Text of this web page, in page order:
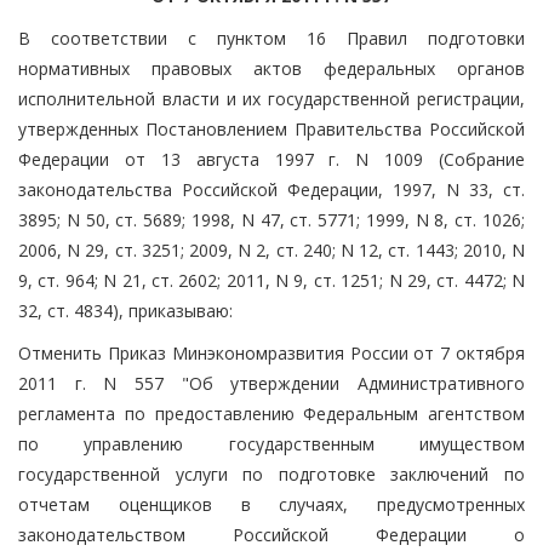
В соответствии с пунктом 16 Правил подготовки
нормативных правовых актов федеральных органов
исполнительной власти и их государственной регистрации,
утвержденных Постановлением Правительства Российской
Федерации от 13 августа 1997 г. N 1009 (Собрание
законодательства Российской Федерации, 1997, N 33, ст.
3895; N 50, ст. 5689; 1998, N 47, ст. 5771; 1999, N 8, ст. 1026;
2006, N 29, ст. 3251; 2009, N 2, ст. 240; N 12, ст. 1443; 2010, N
9, ст. 964; N 21, ст. 2602; 2011, N 9, ст. 1251; N 29, ст. 4472; N
32, ст. 4834), приказываю:
Отменить Приказ Минэкономразвития России от 7 октября
2011 г. N 557 "Об утверждении Административного
регламента по предоставлению Федеральным агентством
по управлению государственным имуществом
государственной услуги по подготовке заключений по
отчетам оценщиков в случаях, предусмотренных
законодательством Российской Федерации о